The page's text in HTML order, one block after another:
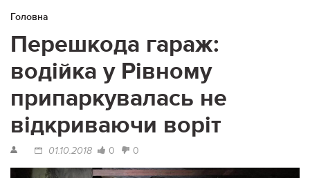
Головна
Перешкода гараж:
водійка у Рівному
припаркувалась не
відкриваючи воріт
01.10.2018 0 0